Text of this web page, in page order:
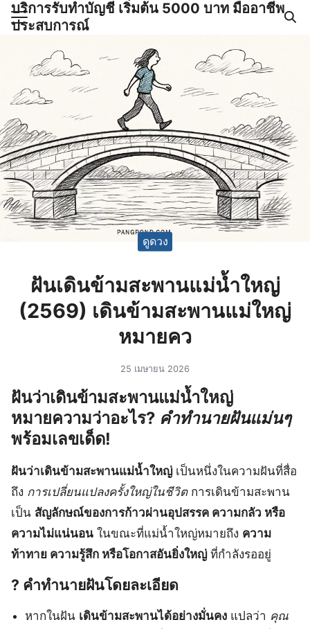
Skipบริการรับทำบัญชี เริ่มต้น 5000 บาท มืออาชีพ
ประสบการณ์
ญชีและภาษีครบวงจร |
ดูดวง
ฝันเดินข้ามสะพานแม่น้ำใหญ่
(2569) เดินข้ามสะพานแม่ใหญ่
หมายคว
25 เมษายน 2026
ฝันว่าเดินข้ามสะพานแม่น้ำใหญ่
หมายความว่าอะไร? คำทำนายฝันแม่นๆ
พร้อมเลขเด็ด!
ฝันว่าเดินข้ามสะพานแม่น้ำใหญ่เป็นหนึ่งในความฝันที่สื่อ
ถึง การเปลี่ยนแปลงครั้งใหญ่ในชีวิตการเดินข้ามสะพาน
เป็น สัญลักษณ์ของการก้าวผ่านอุปสรรค ความกลัว หรือ
ความไม่แน่นอน ในขณะที่แม่น้ำใหญ่หมายถึง ความ
ท้าทาย ความรู้สึก หรือโอกาสอันยิ่งใหญ่ที่กำลังรออยู่
? คำทำนายฝันโดยละเอียด
หากในฝัน เดินข้ามสะพานได้อย่างมั่นคง แปลว่า คุณ